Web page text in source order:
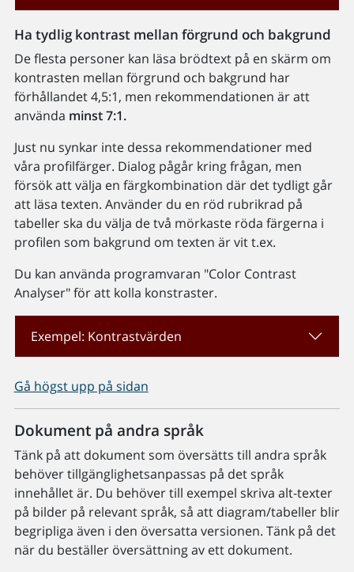
Ha tydlig kontrast mellan förgrund och bakgrund
De flesta personer kan läsa brödtext på en skärm om
kontrasten mellan förgrund och bakgrund har
förhållandet 4,5:1, men rekommendationen är att
använda minst 7:1.
Just nu synkar inte dessa rekommendationer med
våra profilfärger. Dialog pågår kring frågan, men
försök att välja en färgkombination där det tydligt går
att läsa texten. Använder du en röd rubrikrad på
tabeller ska du välja de två mörkaste röda färgerna i
profilen som bakgrund om texten är vit t.ex.
Du kan använda programvaran "Color Contrast
Analyser" för att kolla konstraster.
Exempel: Kontrastvärden
Gå högst upp på sidan
Dokument på andra språk
Tänk på att dokument som översätts till andra språk
behöver tillgänglighetsanpassas på det språk
innehållet är. Du behöver till exempel skriva alt-texter
på bilder på relevant språk, så att diagram/tabeller blir
begripliga även i den översatta versionen. Tänk på det
när du beställer översättning av ett dokument.